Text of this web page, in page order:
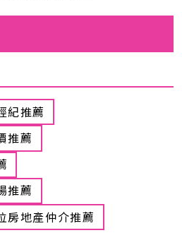
紀推薦
推薦
推薦
房地產仲介推薦